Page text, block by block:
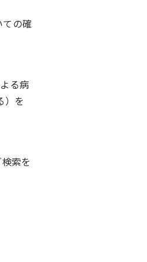
の確
る病
）を
索を